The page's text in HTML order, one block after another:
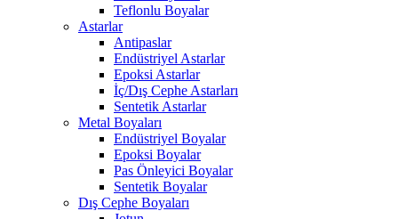
Teflonlu Boyalar
Astarlar
Antipaslar
Endüstriyel Astarlar
Epoksi Astarlar
İç/Dış Cephe Astarları
Sentetik Astarlar
Metal Boyaları
Endüstriyel Boyalar
Epoksi Boyalar
Pas Önleyici Boyalar
Sentetik Boyalar
Dış Cephe Boyaları